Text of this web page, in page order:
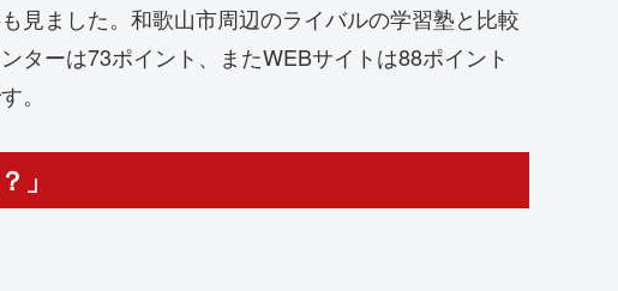
見ました。和歌山市周辺のライバルの学習塾と比較
ターは73ポイント、またWEBサイトは88ポイント
。
」